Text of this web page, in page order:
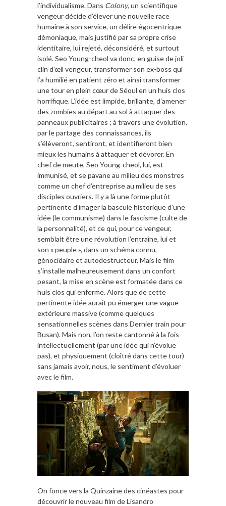
l’individualisme. Dans Colony, un scientifique
vengeur décide d’élever une nouvelle race
humaine à son service, un délire égocentrique
démoniaque, mais justifié par sa propre crise
identitaire, lui rejeté, déconsidéré, et surtout
isolé. Seo Young-cheol va donc, en guise de joli
clin d’œil vengeur, transformer son ex-boss qui
l’a humilié en patient zéro et ainsi transformer
une tour en plein cœur de Séoul en un huis clos
horrifique. L’idée est limpide, brillante, d’amener
des zombies au départ au sol à attaquer des
panneaux publicitaires ; à travers une évolution,
par le partage des connaissances, ils
s’élèveront, sentiront, et identifieront bien
mieux les humains à attaquer et dévorer. En
chef de meute, Seo Young-cheol, lui, est
immunisé, et se pavane au milieu des monstres
comme un chef d’entreprise au milieu de ses
disciples ouvriers. Il y a là une forme plutôt
pertinente d’imager la bascule historique d’une
idée (le communisme) dans le fascisme (culte de
la personnalité), et ce qui, pour ce vengeur,
semblait être une révolution l’entraîne, lui et
son « peuple », dans un schéma connu,
génocidaire et autodestructeur. Mais le film
s’installe malheureusement dans un confort
pesant, la mise en scène est formatée dans ce
huis clos qui enferme. Alors que de cette
pertinente idée aurait pu émerger une vague
extérieure massive (comme quelques
sensationnelles scènes dans Dernier train pour
Busan). Mais non, l’on reste cantonné à la fois
intellectuellement (par une idée qui n’évolue
pas), et physiquement (cloîtré dans cette tour)
sans jamais avoir, nous, le sentiment d’évoluer
avec le film.
On fonce vers la Quinzaine des cinéastes pour
découvrir le nouveau film deLisandro